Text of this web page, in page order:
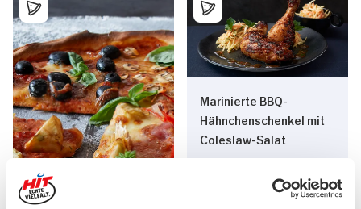
Marinierte BBQ-
Hähnchenschenkel mit
Coleslaw-Salat